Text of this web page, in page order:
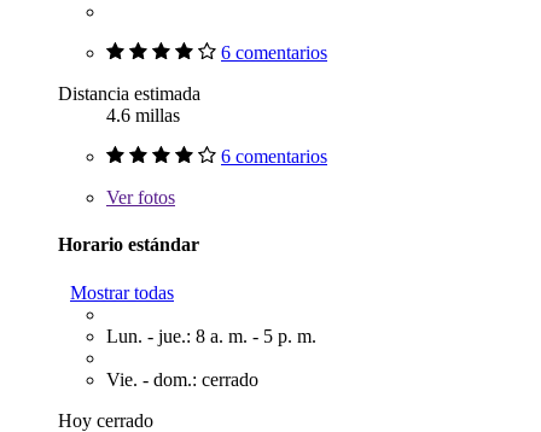
6 comentarios
Distancia estimada
4.6 millas
6 comentarios
Verfotos
Horario estándar
Mostrar todas
Lun. - jue.: 8 a. m. - 5 p. m.
Vie. - dom.: cerrado
Hoy cerrado